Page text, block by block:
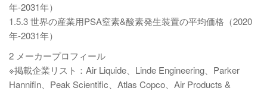
年-2031年）
1.5.3 世界の産業用PSA窒素&酸素発生装置の平均価格（2020
年-2031年）
2 メーカープロフィール
※掲載企業リスト：Air Liquide、Linde Engineering、Parker
Hannifin、Peak Scientific、Atlas Copco、Air Products &